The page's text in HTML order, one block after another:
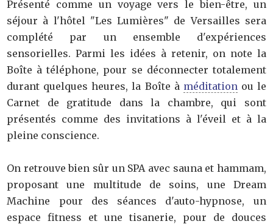
Présenté comme un voyage vers le bien-être, un
séjour à l'hôtel "Les Lumières" de Versailles sera
complété par un ensemble d'expériences
sensorielles. Parmi les idées à retenir, on note la
Boîte à téléphone, pour se déconnecter totalement
durant quelques heures, la Boîte à méditation ou le
Carnet de gratitude dans la chambre, qui sont
présentés comme des invitations à l'éveil et à la
pleine conscience.
On retrouve bien sûr un SPA avec sauna et hammam,
proposant une multitude de soins, une Dream
Machine pour des séances d'auto-hypnose, un
espace fitness et une tisanerie, pour de douces